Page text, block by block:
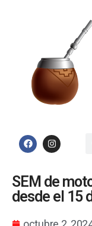
SEM de
desde el 15